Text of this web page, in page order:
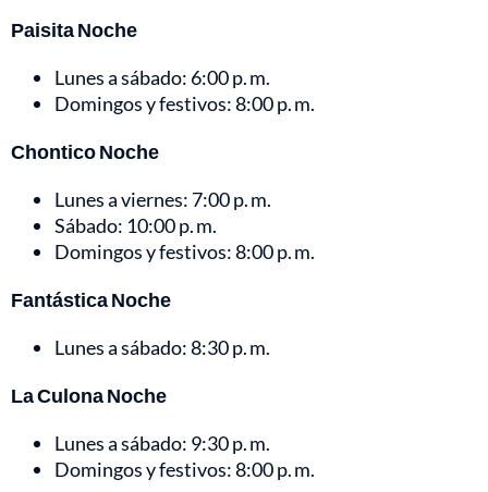
Paisita Noche
Lunes a sábado: 6:00 p. m.
Domingos y festivos: 8:00 p. m.
Chontico Noche
Lunes a viernes: 7:00 p. m.
Sábado: 10:00 p. m.
Domingos y festivos: 8:00 p. m.
Fantástica Noche
Lunes a sábado: 8:30 p. m.
La Culona Noche
Lunes a sábado: 9:30 p. m.
Domingos y festivos: 8:00 p. m.